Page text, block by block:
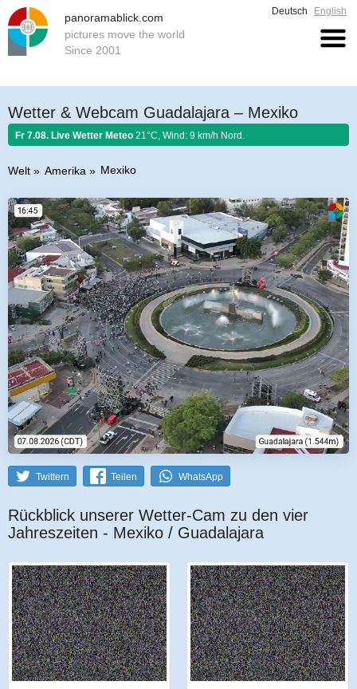
panoramablick.com
pictures move the world
Since 2001
Deutsch English
Wetter & Webcam Guadalajara – Mexiko
Fr 7.08. Live Wetter Meteo 21°C, Wind: 9 km/h Nord.
Welt Amerika Mexiko
Twittern Teilen WhatsApp
Rückblick unserer Wetter-Cam zu den vier
Jahreszeiten - Mexiko / Guadalajara